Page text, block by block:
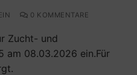
0 KOMMENTARE
Zucht- und
am 08.03.2026 ein.Für